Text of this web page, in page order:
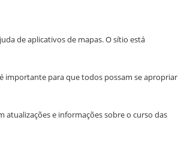
de aplicativos de mapas. O sítio está
importante para que todos possam se apropriar
e informações sobre o curso das